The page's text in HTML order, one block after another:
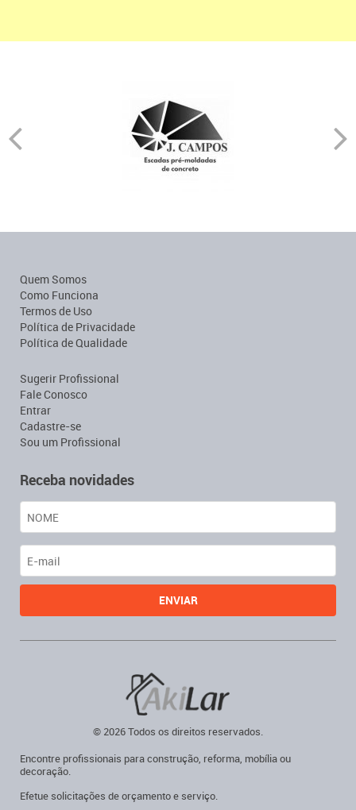
Quem Somos
Como Funciona
Termos de Uso
Política de Privacidade
Política de Qualidade
Sugerir Profissional
Fale Conosco
Entrar
Cadastre-se
Sou um Profissional
Receba novidades
Encontre profissionais para construção, reforma, mobília ou
decoração.
Efetue solicitações de orçamento e serviço.
© 2026 Todos os direitos reservados.